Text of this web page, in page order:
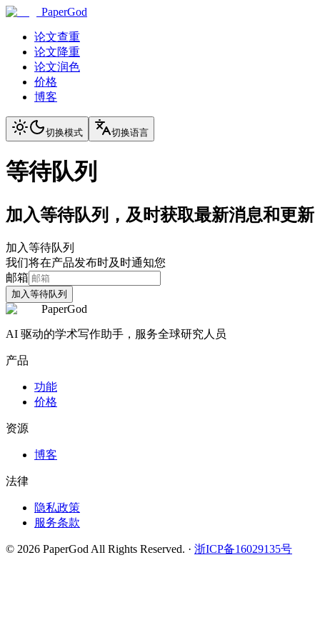
PaperGod
论文查重
论文降重
论文润色
价格
博客
切换模式 切换语言
等待队列
加入等待队列，及时获取最新消息和更新
加入等待队列
我们将在产品发布时及时通知您
邮箱
加入等待队列
PaperGod
AI 驱动的学术写作助手，服务全球研究人员
产品
功能
价格
资源
博客
法律
隐私政策
服务条款
© 2026 PaperGod All Rights Reserved. · 浙ICP备16029135号